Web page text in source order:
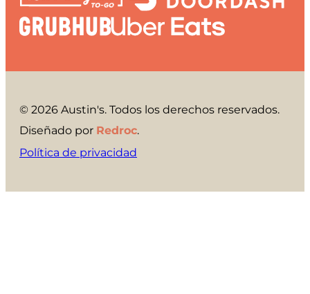
© 2026 Austin's. Todos los derechos reservados.
Diseñado por Redroc.
Política de privacidad